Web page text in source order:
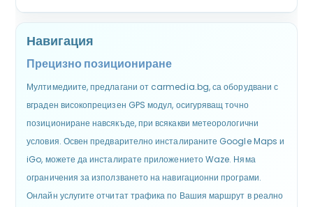
Навигация
Прецизно позициониране
Мултимедиите, предлагани от carmedia.bg, са оборудвани с
вграден високопрецизен GPS модул, осигуряващ точно
позициониране навсякъде, при всякакви метеорологични
условия. Освен предварително инсталираните Google Maps и
iGo, можете да инсталирате приложението Waze. Няма
ограничения за използването на навигационни програми.
Онлайн услугите отчитат трафика по Вашия маршрут в реално